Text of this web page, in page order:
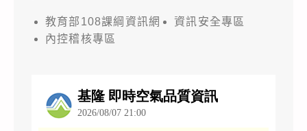
教育部108課綱資訊網
資訊安全專區
內控稽核專區